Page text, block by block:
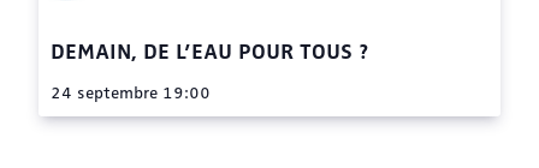
DEMAIN, DE L’EAU POUR TOUS ?
24 septembre 19:00